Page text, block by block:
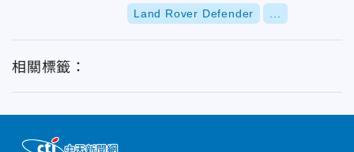
Land Rover Defender
相關標籤：